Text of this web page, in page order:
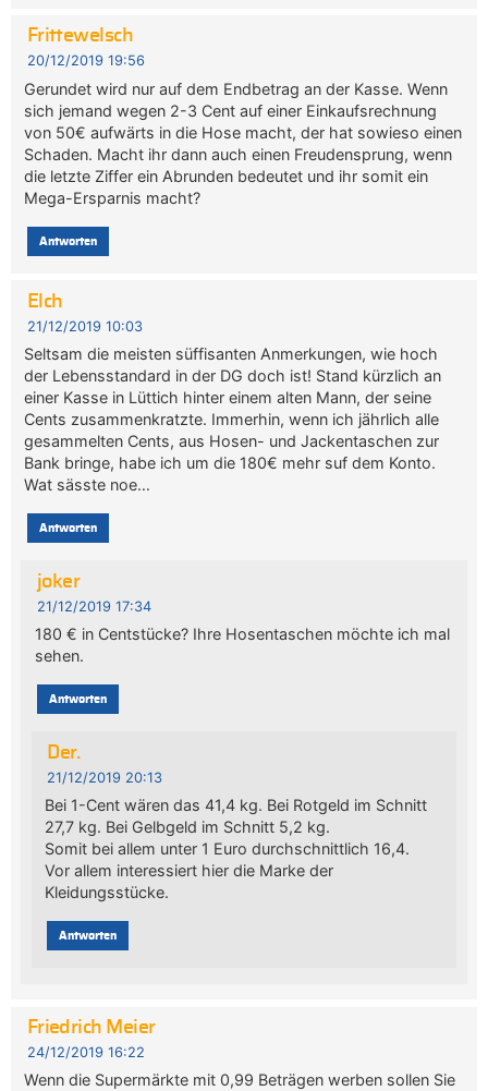
Frittewelsch
20/12/2019 19:56
Gerundet wird nur auf dem Endbetrag an der Kasse. Wenn
sich jemand wegen 2-3 Cent auf einer Einkaufsrechnung
von 50€ aufwärts in die Hose macht, der hat sowieso einen
Schaden. Macht ihr dann auch einen Freudensprung, wenn
die letzte Ziffer ein Abrunden bedeutet und ihr somit ein
Mega-Ersparnis macht?
Antworten
Elch
21/12/2019 10:03
Seltsam die meisten süffisanten Anmerkungen, wie hoch
der Lebensstandard in der DG doch ist! Stand kürzlich an
einer Kasse in Lüttich hinter einem alten Mann, der seine
Cents zusammenkratzte. Immerhin, wenn ich jährlich alle
gesammelten Cents, aus Hosen- und Jackentaschen zur
Bank bringe, habe ich um die 180€ mehr suf dem Konto.
Wat sässte noe…
Antworten
joker
21/12/2019 17:34
180 € in Centstücke? Ihre Hosentaschen möchte ich mal
sehen.
Antworten
Der.
21/12/2019 20:13
Bei 1-Cent wären das 41,4 kg. Bei Rotgeld im Schnitt
27,7 kg. Bei Gelbgeld im Schnitt 5,2 kg.
Somit bei allem unter 1 Euro durchschnittlich 16,4.
Vor allem interessiert hier die Marke der
Kleidungsstücke.
Antworten
Friedrich Meier
24/12/2019 16:22
Wenn die Supermärkte mit 0,99 Beträgen werben sollen Sie